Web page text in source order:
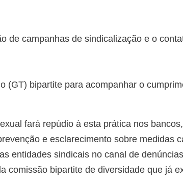
de campanhas de sindicalização e o
(GT) bipartite para acompanhar o
fará repúdio à esta prática nos
e esclarecimento sobre medidas
entidades sindicais no canal de
comissão bipartite de diversidade que já